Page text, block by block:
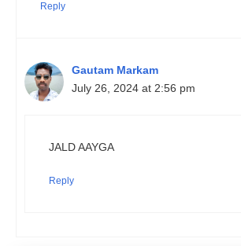
Reply
Gautam Markam
July 26, 2024 at 2:56 pm
JALD AAYGA
Reply